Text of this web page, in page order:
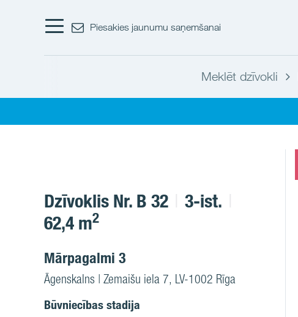
Piesakies jaunumu saņemšanai
Meklēt dzīvokli
Dzīvoklis Nr. B 32
3-ist.
62,4 m2
Mārpagalmi 3
Āgenskalns | Zemaišu iela 7, LV-1002 Rīga
Būvniecības stadija